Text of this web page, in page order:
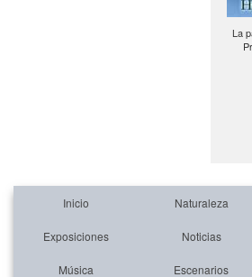
La
Inicio Naturaleza
Exposiciones Noticias
Música Escenarios